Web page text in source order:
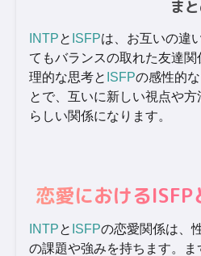
ま
INTPと ISFPは、お互いの違
てもバランスの取れた友達関
理的な思考と ISFPの感性的
とで、互いに新しい視点や
らしい関係になります。
恋愛における
INTPと ISFPの恋愛関係は、
の課題や強みを持ちます。